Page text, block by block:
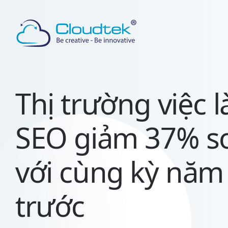
Thị trường việc
SEO giảm 37%
với cùng kỳ năm
trước
CONTENT
mạnh
mẽ
của
việc
SEO
trí
cấp